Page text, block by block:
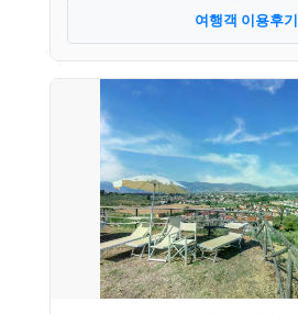
여행객 이용후기